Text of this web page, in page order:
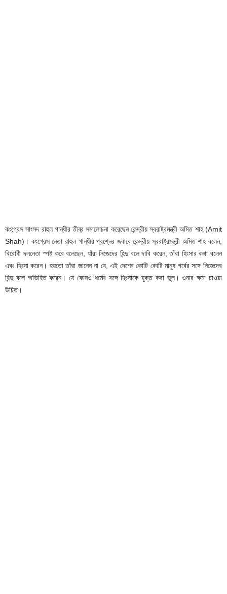
কংগ্রেস সাংসদ রাহুল গান্ধীর তীব্র সমালোচনা করেছেন কেন্দ্রীয় স্বরাষ্ট্রমন্ত্রী অমিত শাহ (Amit
Shah)। কংগ্রেস নেতা রাহুল গান্ধীর প্রশ্নের জবাবে কেন্দ্রীয় স্বরাষ্ট্রমন্ত্রী অমিত শাহ বলেন,
বিরোধী দলনেতা স্পষ্ট করে বলেছেন, যাঁরা নিজেদের হিন্দু বলে দাবি করেন, তাঁরা হিংসার কথা বলেন
এবং হিংসা করেন। হয়তো তাঁরা জানেন না যে, এই দেশের কোটি কোটি মানুষ গর্বের সঙ্গে নিজেদের
হিন্দু বলে অভিহিত করেন। যে কোনও ধর্মের সঙ্গে হিংসাকে যুক্ত করা ভুল। ওনার ক্ষমা চাওয়া
উচিত।